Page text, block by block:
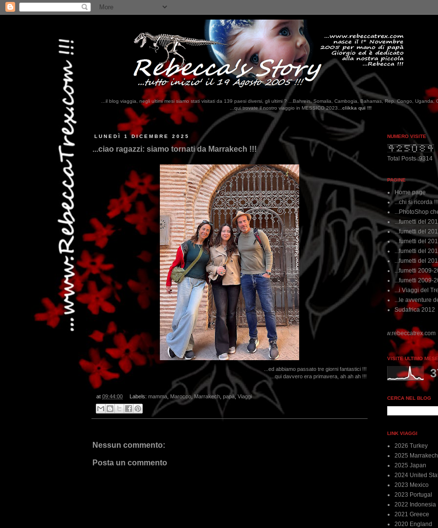
...il blog viaggia, negli ultimi mesi siamo stati visitati da 139 paesi diversi, gli ultimi ? ...Bahrein, Somalia, Cambogia, Bahamas, Rep. Congo, Uganda,
...qui trovate il nostro viaggio in MESSICO 2023...clikka qui !!!
LUNEDÌ 1 DICEMBRE 2025
...ciao ragazzi: siamo tornati da Marrakech !!!
...ed abbiamo passato tre giorni fantastici !!!
...qui davvero era primavera, ah ah ah !!!
at 09:44:00 Labels: mamma, Marocco, Marrakech, papà,Viaggi
Nessun commento:
Posta un commento
NUMERO VISITE
Total Posts :9314
PAGINE
Home page
...chi si ricorda !!!
...PhotoShop
...fumetti del
...fumetti del
...fumetti del
...fumetti del
...fumetti del
...fumetti 2009-
...fumetti 2009-
...i Viaggi del
...le avventure
Sudafrica 2012
VISITE ULTIMO MESE
CERCA NEL BLOG
LINK VIAGGI
2026 Turkey
2025
2025 Japan
2024 United
2023 Mexico
2023 Portugal
2022 Indonesia
2021 Greece
2020 England